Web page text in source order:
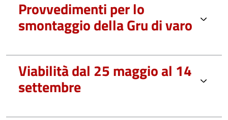
Provvedimenti per lo
smontaggio della Gru di varo
Viabilità dal 25 maggio al 14
settembre